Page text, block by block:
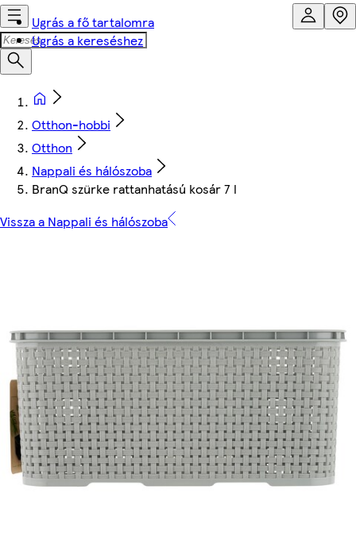
Ugrás a fő tartalomra
Ugrás a kereséshez
Otthon-hobbi
Otthon
Nappali és hálószoba
BranQ szürke rattanhatású kosár 7 l
Vissza a Nappali és hálószoba